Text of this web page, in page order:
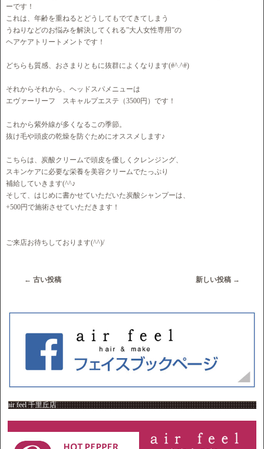
ーです！
これは、年齢を重ねるとどうしてもでてきてしまう
うねりなどのお悩みを解決してくれる”大人女性専用”の
ヘアケアトリートメントです！
どちらも質感、おさまりともに抜群によくなります(#^.^#)
それからそれから、ヘッドスパメニューは
エヴァーリーフ スキャルプエステ（3500円）です！
これから紫外線が多くなるこの季節。
抜け毛や頭皮の乾燥を防ぐためにオススメします♪
こちらは、炭酸クリームで頭皮を優しくクレンジング、
スキンケアに必要な栄養を美容クリームでたっぷり
補給していきます(^^♪
そして、はじめに書かせていただいた炭酸シャンプーは、
+500円で施術させていただきます！
ご来店お待ちしております(^^)/
← 古い投稿 新しい投稿 →
air feel 千里丘店